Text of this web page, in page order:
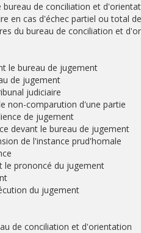
bureau de conciliation et
en cas d'échec partiel ou total
du bureau de conciliation et
le bureau de jugement
de jugement
judiciaire
non-comparution d'une partie
de jugement
devant le bureau de jugement
de l'instance prud'homale
le prononcé du jugement
du jugement
de conciliation et d'orientation